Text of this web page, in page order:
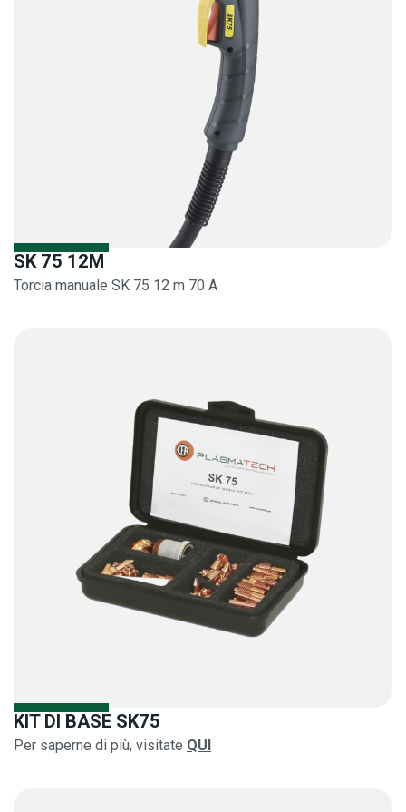
SK 75 12M
Torcia manuale SK 75 12 m 70 A
KIT DI BASE SK75
Per saperne di più, visitate QUI